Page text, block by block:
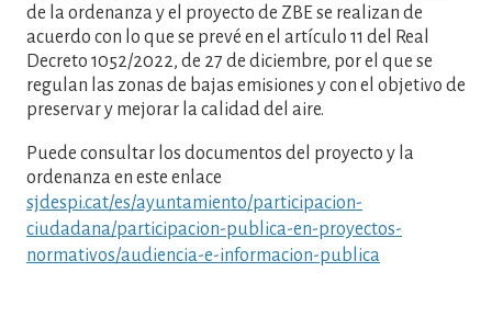
de la ordenanza y el proyecto de ZBE se realizan de
acuerdo con lo que se prevé en el artículo 11 del Real
Decreto 1052/2022, de 27 de diciembre, por el que se
regulan las zonas de bajas emisiones y con el objetivo de
preservar y mejorar la calidad del aire.
Puede consultar los documentos del proyecto y la
ordenanza en este enlace
sjdespi.cat/es/ayuntamiento/participacion-
ciudadana/participacion-publica-en-proyectos-
normativos/audiencia-e-informacion-publica